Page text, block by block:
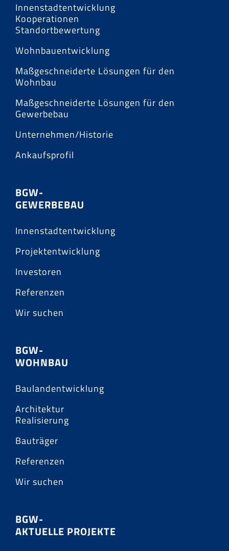
Innenstadtentwicklung
Kooperationen
Standortbewertung
Wohnbauentwicklung
Maßgeschneiderte Lösungen für den
Wohnbau
Maßgeschneiderte Lösungen für den
Gewerbebau
Unternehmen/Historie
Ankaufsprofil
BGW-
GEWERBEBAU
Innenstadtentwicklung
Projektentwicklung
Investoren
Referenzen
Wir suchen
BGW-
WOHNBAU
Baulandentwicklung
Architektur
Realisierung
Bauträger
Referenzen
Wir suchen
BGW-
AKTUELLE PROJEKTE